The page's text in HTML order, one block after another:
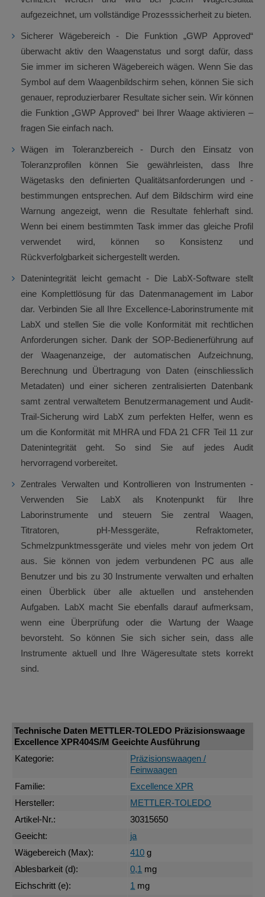
aufgezeichnet, um vollständige Prozesssicherheit zu bieten.
Sicherer Wägebereich - Die Funktion „GWP Approved“
überwacht aktiv den Waagenstatus und sorgt dafür, dass
Sie immer im sicheren Wägebereich wägen. Wenn Sie das
Symbol auf dem Waagenbildschirm sehen, können Sie sich
genauer, reproduzierbarer Resultate sicher sein. Wir können
die Funktion „GWP Approved“ bei Ihrer Waage aktivieren –
fragen Sie einfach nach.
Wägen im Toleranzbereich - Durch den Einsatz von
Toleranzprofilen können Sie gewährleisten, dass Ihre
Wägetasks den definierten Qualitätsanforderungen und -
bestimmungen entsprechen. Auf dem Bildschirm wird eine
Warnung angezeigt, wenn die Resultate fehlerhaft sind.
Wenn bei einem bestimmten Task immer das gleiche Profil
verwendet wird, können so Konsistenz und
Rückverfolgbarkeit sichergestellt werden.
Datenintegrität leicht gemacht - Die LabX-Software stellt
eine Komplettlösung für das Datenmanagement im Labor
dar. Verbinden Sie all Ihre Excellence-Laborinstrumente mit
LabX und stellen Sie die volle Konformität mit rechtlichen
Anforderungen sicher. Dank der SOP-Bedienerführung auf
der Waagenanzeige, der automatischen Aufzeichnung,
Berechnung und Übertragung von Daten (einschliesslich
Metadaten) und einer sicheren zentralisierten Datenbank
samt zentral verwaltetem Benutzermanagement und Audit-
Trail-Sicherung wird LabX zum perfekten Helfer, wenn es
um die Konformität mit MHRA und FDA 21 CFR Teil 11 zur
Datenintegrität geht. So sind Sie auf jedes Audit
hervorragend vorbereitet.
Zentrales Verwalten und Kontrollieren von Instrumenten -
Verwenden Sie LabX als Knotenpunkt für Ihre
Laborinstrumente und steuern Sie zentral Waagen,
Titratoren, pH-Messgeräte, Refraktometer,
Schmelzpunktmessgeräte und vieles mehr von jedem Ort
aus. Sie können von jedem verbundenen PC aus alle
Benutzer und bis zu 30 Instrumente verwalten und erhalten
einen Überblick über alle aktuellen und anstehenden
Aufgaben. LabX macht Sie ebenfalls darauf aufmerksam,
wenn eine Überprüfung oder die Wartung der Waage
bevorsteht. So können Sie sich sicher sein, dass alle
Instrumente aktuell und Ihre Wägeresultate stets korrekt
sind.
Technische Daten METTLER-TOLEDO Präzisionswaage
Excellence XPR404S/M Geeichte Ausführung
Kategorie:
Präzisionswaagen /
Feinwaagen
Familie:
Excellence XPR
Hersteller:
METTLER-TOLEDO
Artikel-Nr.:
30315650
Geeicht:
ja
Wägebereich (Max):
410 g
Ablesbarkeit (d):
0,1 mg
Eichschritt (e):
1 mg